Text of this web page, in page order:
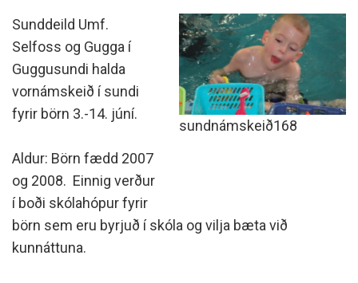
sundnámskeið168
Sunddeild Umf.
Selfoss og Gugga í
Guggusundi halda
vornámskeið í sundi
fyrir börn 3.-14. júní.
Aldur: Börn fædd 2007
og 2008. Einnig verður
í boði skólahópur fyrir
börn sem eru byrjuð í skóla og vilja bæta við
kunnáttuna.